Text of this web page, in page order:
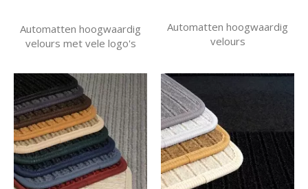
Automatten hoogwaardig
velours met vele logo's
Automatten hoogwaardig
velours